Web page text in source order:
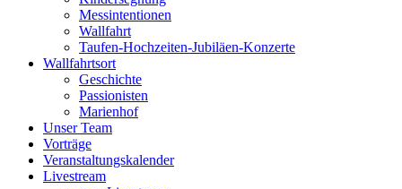
Messintentionen
Wallfahrt
Taufen-Hochzeiten-Jubiläen-Konzerte
Wallfahrtsort
Geschichte
Passionisten
Marienhof
Unser Team
Vorträge
Veranstaltungskalender
Livestream